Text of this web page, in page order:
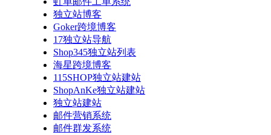
独立站博客
Goker跨境博客
17独立站导航
Shop345独立站列表
海星跨境博客
115SHOP独立站建站
ShopAnKe独立站建站
独立站建站
邮件营销系统
邮件群发系统